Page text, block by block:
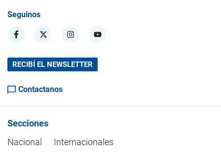
Seguinos
RECIBÍ EL NEWSLETTER
Contactanos
Secciones
Nacional
Internacionales